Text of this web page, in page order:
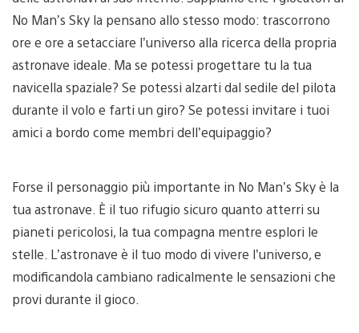
No Man’s Sky la pensano allo stesso modo: trascorrono
ore e ore a setacciare l’universo alla ricerca della propria
astronave ideale. Ma se potessi progettare tu la tua
navicella spaziale? Se potessi alzarti dal sedile del pilota
durante il volo e farti un giro? Se potessi invitare i tuoi
amici a bordo come membri dell’equipaggio?
Forse il personaggio più importante in No Man’s Sky è la
tua astronave. È il tuo rifugio sicuro quanto atterri su
pianeti pericolosi, la tua compagna mentre esplori le
stelle. L’astronave è il tuo modo di vivere l’universo, e
modificandola cambiano radicalmente le sensazioni che
provi durante il gioco.